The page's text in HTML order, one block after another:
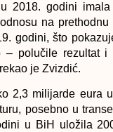
2018. godini
na
godini, što
polučile rezultat i
je Zvizdić.
2,3 milijarde eura
posebno u
u BiH uložila